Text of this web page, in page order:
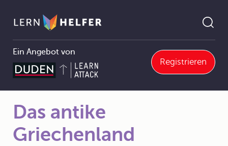
Ein Angebot von
Registrieren
Pfadnavigation
2 Kunstgeschichte 2.1 Vor-und Frühzeit, Altertum 2.1.2 Kunst des Altertums Das antike Griechenland
Das antike
Griechenland